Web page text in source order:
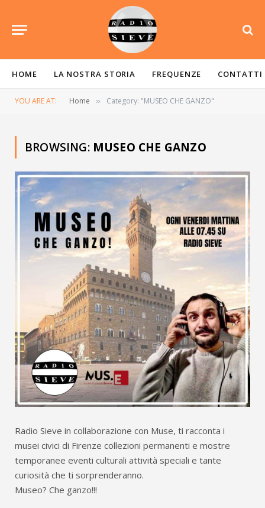
HOME LA NOSTRA STORIA FREQUENZE CONTATTI
YOU ARE AT: Home » Category: "MUSEO CHE GANZO"
BROWSING: MUSEO CHE GANZO
Radio Sieve in collaborazione con Muse, ti racconta i
musei civici di Firenze collezioni permanenti e mostre
temporanee eventi culturali attività speciali e tante
curiosità che ti sorprenderanno.
Museo? Che ganzo!!!